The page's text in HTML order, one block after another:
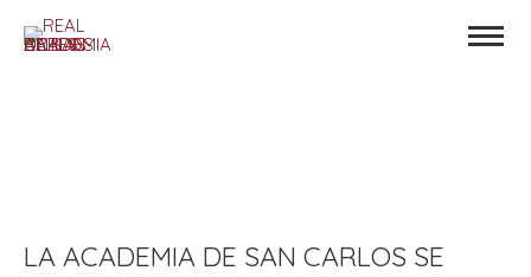
LA ACADEMIA DE SAN CARLOS SE